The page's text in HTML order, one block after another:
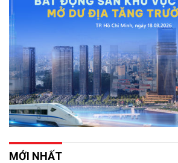
MỚI NHẤT